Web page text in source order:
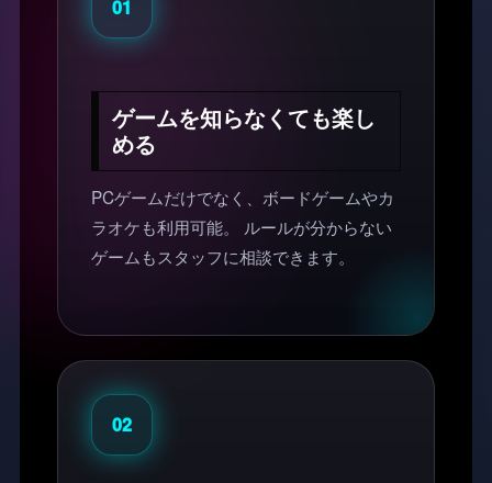
01
ゲームを知らなくても楽し
める
PCゲームだけでなく、ボードゲームやカ
ラオケも利用可能。 ルールが分からない
ゲームもスタッフに相談できます。
02